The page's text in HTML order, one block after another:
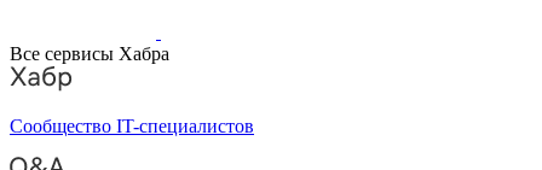
Все сервисы Хабра
Сообщество IT-специалистов